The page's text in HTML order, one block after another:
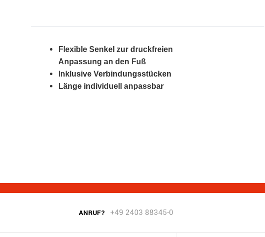
Flexible Senkel zur druckfreien
Anpassung an den Fuß
Inklusive Verbindungsstücken
Länge individuell anpassbar
ANRUF? +49 2403 88345-0